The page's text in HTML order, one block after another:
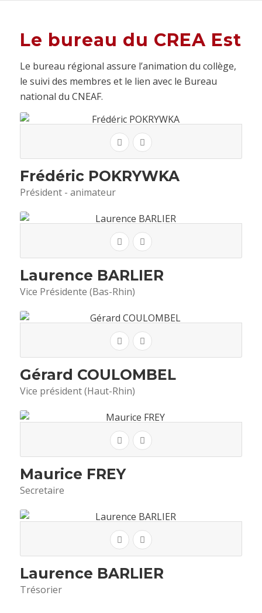
Le bureau du CREA Est
Le bureau régional assure l’animation du collège,
le suivi des membres et le lien avec le Bureau
national du CNEAF.
Frédéric POKRYWKA
Président - animateur
Laurence BARLIER
Vice Présidente (Bas-Rhin)
Gérard COULOMBEL
Vice président (Haut-Rhin)
Maurice FREY
Secretaire
Laurence BARLIER
Trésorier